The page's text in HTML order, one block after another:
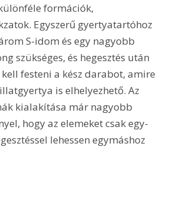
formációk,
Egyszerű gyertyatartóhoz
S-idom és egy nagyobb
szükséges, és hegesztés után
festeni a kész darabot, amire
is elhelyezhető. Az
kialakítása már nagyobb
hogy az elemeket csak egy-
lehessen egymáshoz